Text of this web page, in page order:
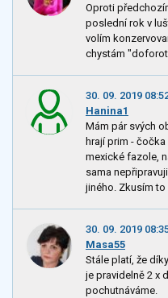
Oproti
poslední rok v
volím
chystám
30. 09. 2019
Hanina1
Mám pár svých
hrají prim -
mexické fazole,
sama
jiného. Zkusím to
30. 09. 2019
Masa55
Stále platí, že
je pravidelně 2 x
pochutnáváme.